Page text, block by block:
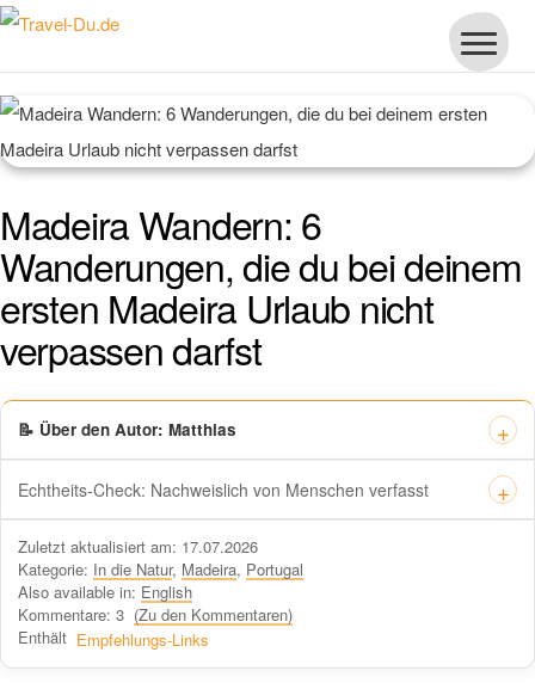
Madeira Wandern: 6
Wanderungen, die du bei deinem
ersten Madeira Urlaub nicht
verpassen darfst
📝 Über den Autor: Matthias
Echtheits-Check: Nachweislich von Menschen verfasst
https://travel-du.de von Winston AI geprüft wurde und die Inhalte von
menschlichen Autoren ohne KI-Tools verfasst wurden.
Zuletzt aktualisiert am: 17.07.2026
Kategorie: In die Natur, Madeira, Portugal
Also available in: English
Kommentare: 3 (Zu den Kommentaren)
Enthält Empfehlungs-Links